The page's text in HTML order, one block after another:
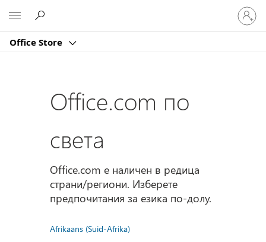
Office Store
Влезте
във
вашия
Office.com по
света
Office.com е наличен в редица
страни/региони. Изберете
предпочитания за езика по-долу.
Afrikaans (Suid-Afrika)